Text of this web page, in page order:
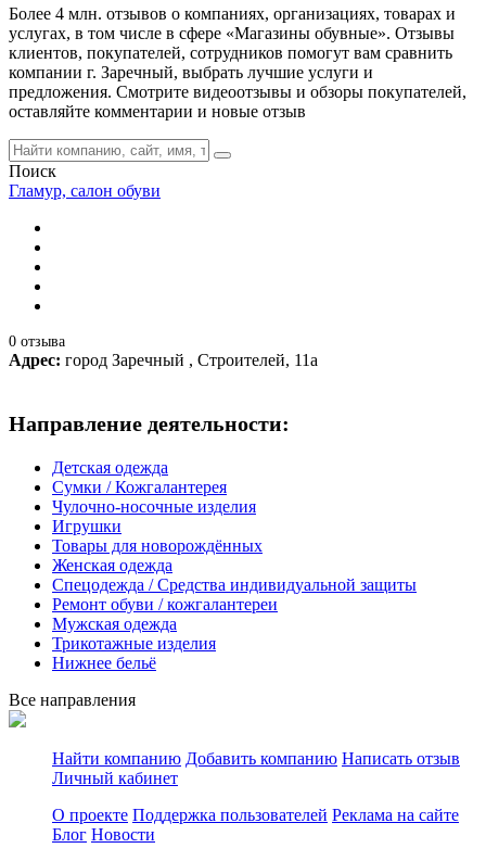
Более 4 млн. отзывов о компаниях, организациях, товарах и
услугах, в том числе в сфере «Магазины обувные». Отзывы
клиентов, покупателей, сотрудников помогут вам сравнить
компании г. Заречный, выбрать лучшие услуги и
предложения. Смотрите видеоотзывы и обзоры покупателей,
оставляйте комментарии и новые отзыв
Поиск
Гламур, салон обуви
0 отзыва
Адрес: город Заречный , Строителей, 11а
Направление деятельности:
Детская одежда
Сумки / Кожгалантерея
Чулочно-носочные изделия
Игрушки
Товары для новорождённых
Женская одежда
Спецодежда / Средства индивидуальной защиты
Ремонт обуви / кожгалантереи
Мужская одежда
Трикотажные изделия
Нижнее бельё
Все направления
Найти компанию Добавить компанию Написать отзыв
Личный кабинет
О проекте Поддержка пользователей Реклама на сайте
Блог Новости